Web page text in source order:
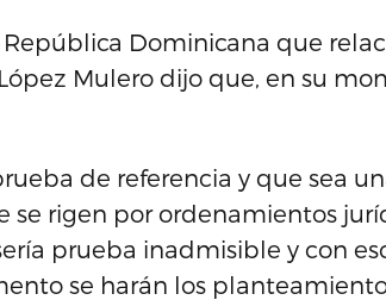
Dominicana que
Mulero dijo que, en su
de referencia y que sea
rigen por ordenamientos
prueba inadmisible y con
se harán los